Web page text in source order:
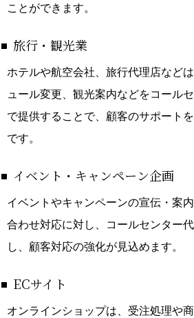
ことができます。
旅行・観光業
ホテルや航空会社、旅行代理店など
ュール変更、観光案内などをコール
で提供することで、顧客のサポート
です。
イベント・キャンペーン企画
イベントやキャンペーンの宣伝・案
合わせ対応に対し、コールセンター
し、顧客対応の強化が見込めます。
ECサイト
オンラインショップは、受注処理や